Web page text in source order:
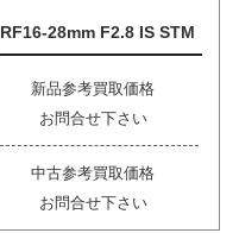
RF16-28mm F2.8 IS STM
新品参考買取価格
お問合せ下さい
中古参考買取価格
お問合せ下さい